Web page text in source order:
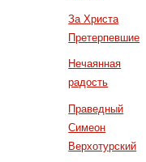
За Христа
Претерпевшие
Нечаянная
радость
Праведный
Симеон
Верхотурский